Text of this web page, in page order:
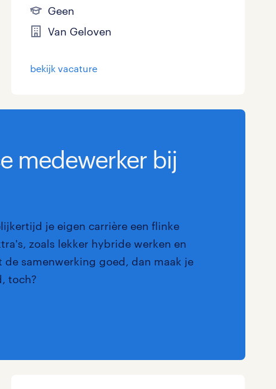
Marketing & Communicatie
Techniek
Geen
Van Geloven
bekijk vacature
medewerker bij
je eigen carrière een flinke
zoals lekker hybride werken en
samenwerking goed, dan maak je
toch?